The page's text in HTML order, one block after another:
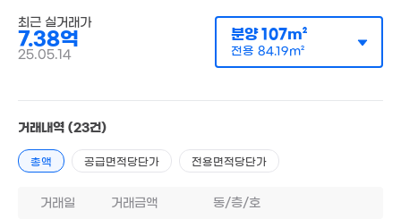
매매 7억 3800만원
전용84m²
최근 실거래가
7.38억
25.05.14
분양107m²
전용 84.19m²
거래내역 (23건)
총액 공급면적당단가 전용면적당단가
거래일 거래금액 동/층/호